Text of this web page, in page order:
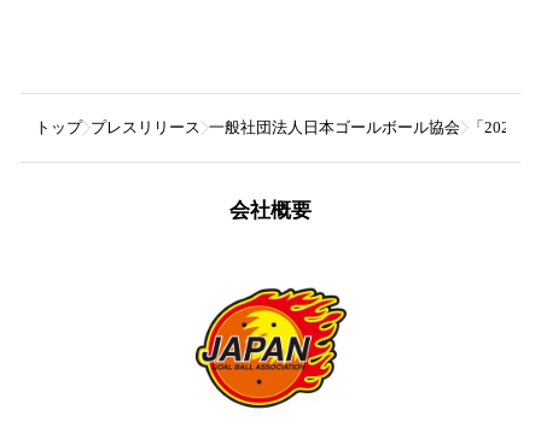
トップ プレスリリース 一般社団法人日本ゴールボール協会 「2026
会社概要